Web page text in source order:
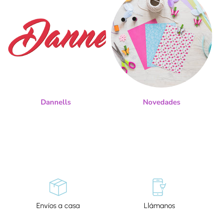
Dannells Novedades
Envíos a casa
Llámanos